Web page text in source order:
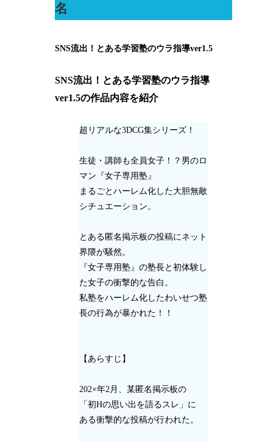
名
SNS流出！とある学習塾のウラ指導ver1.5
SNS流出！とある学習塾のウラ指導
ver1.5の作品内容を紹介
超リアルな3DCG集シリーズ！
生徒・講師も全員女子！？男のロ
マン『女子専用塾』
まるごとハーレム化した大胆無敵
シチュエーション。
とある匿名掲示板の投稿にネット
界隈が騒然。
『女子専用塾』の塾長と初体験し
た女子の衝撃的な告白。
私塾をハーレム化したわいせつ塾
長の行為が暴かれた！！
【あらすじ】
202×年2月、某匿名掲示板の
「初Hの思い出を語るスレ」に
ある衝撃的な投稿が行われた。